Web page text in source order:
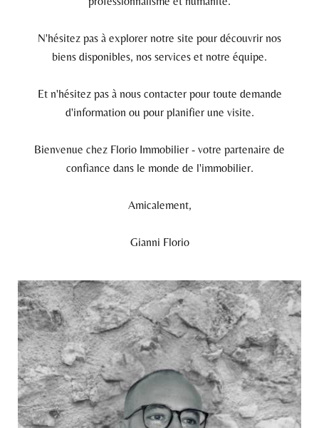
N'hésitez pas à explorer notre site pour découvrir nos
biens disponibles, nos services et notre équipe.
Et n'hésitez pas à nous contacter pour toute demande
d'information ou pour planifier une visite.
Bienvenue chez Florio Immobilier - votre partenaire de
confiance dans le monde de l'immobilier.
Amicalement,
Gianni Florio